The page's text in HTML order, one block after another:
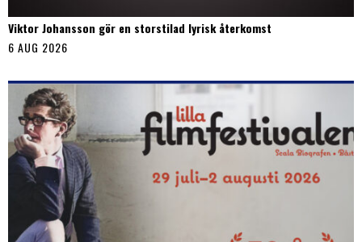
Viktor Johansson gör en storstilad lyrisk återkomst
6 AUG 2026